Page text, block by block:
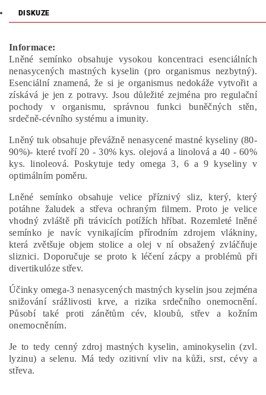
DISKUZE
Informace:
Lněné semínko obsahuje vysokou koncentraci esenciálních
nenasycených mastných kyselin (pro organismus nezbytný).
Esenciální znamená, že si je organismus nedokáže vytvořit a
získává je jen z potravy. Jsou důležité zejména pro regulační
pochody v organismu, správnou funkci buněčných stěn,
srdečně-cévního systému a imunity.
Lněný tuk obsahuje převážně nenasycené mastné kyseliny (80-
90%)- které tvoří 20 - 30% kys. olejová a linolová a 40 - 60%
kys. linoleová. Poskytuje tedy omega 3, 6 a 9 kyseliny v
optimálním poměru.
Lněné semínko obsahuje velice příznivý sliz, který, který
potáhne žaludek a střeva ochraným filmem. Proto je velice
vhodný zvláště při trávicích potížích hříbat. Rozemleté lněné
semínko je navíc vynikajícím přírodním zdrojem vlákniny,
která zvětšuje objem stolice a olej v ní obsažený zvláčňuje
sliznici. Doporučuje se proto k léčení zácpy a problémů při
divertikulóze střev.
Účinky omega-3 nenasycených mastných kyselin jsou zejména
snižování srážlivosti krve, a rizika srdečního onemocnění.
Působí také proti zánětům cév, kloubů, střev a kožním
onemocněním.
Je to tedy cenný zdroj mastných kyselin, aminokyselin (zvl.
lyzinu) a selenu. Má tedy ozitivní vliv na kůži, srst, cévy a
střeva.